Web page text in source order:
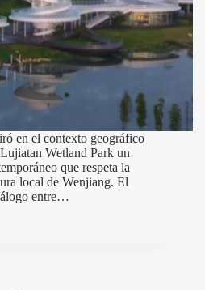
en el contexto geográfico
Wetland Park un
que respeta la
local de Wenjiang. El
entre…